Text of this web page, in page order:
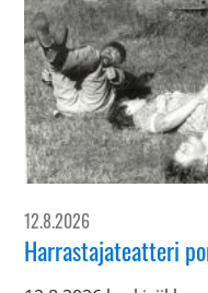
12.8.2026
Harrastajateatteri